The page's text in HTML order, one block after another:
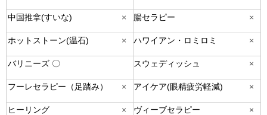
中国推拿(すいな) × 腸セラピー ×
ホットストーン(温石) × ハワイアン・ロミロミ ×
バリニーズ 〇 スウェディッシュ ×
フーレセラピー（足踏み） × アイケア(眼精疲労軽減) ×
ヒーリング × ヴィーブセラピー ×